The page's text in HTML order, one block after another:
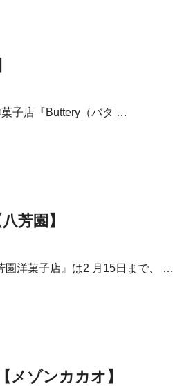
子店『Buttery（バタ …
芳園】
園洋菓子店』は2 月15日まで、 …
メゾンカカオ】